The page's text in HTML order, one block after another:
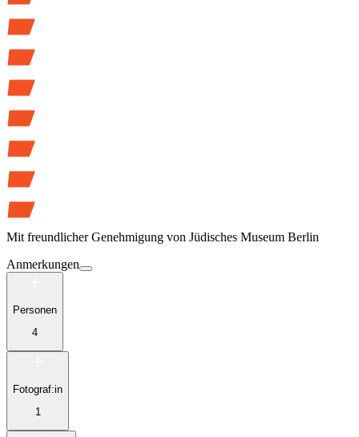
Mit freundlicher Genehmigung von Jüdisches Museum Berlin
Anmerkungen
Personen
4
Fotograf:in
1